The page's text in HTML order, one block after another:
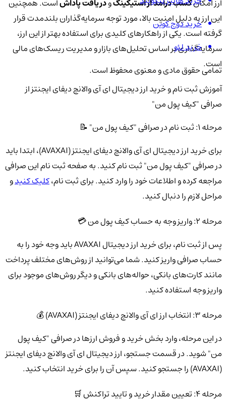
ارز امکانکسب درآمد از استیکینگودریافت پاداشاست. همچنین
این ارز به دلیل امنیت بالا، مورد توجه سرمایه‌گذاران بلندمدت قرار
گرفته است. یکی از راهکارهای کلیدی برای استفاده بهتر از این ارز،
سرمایه‌گذاری بر اساس تحلیل‌های بازار و مدیریت ریسک‌های مالی
است.
آموزش ثبت نام و خرید ارز دیجیتال ای آی والانچ دیفای ایجنتز از
صرافی "کیف پول من"
مرحله 1: ثبت نام در صرافی "کیف پول من" 📝
برای خرید ارز دیجیتال ای آی والانچ دیفای ایجنتز (AVAXAI)، ابتدا باید
در صرافی "کیف پول من" ثبت نام کنید. به صفحه ثبت نام این صرافی
مراجعه کرده و اطلاعات خود را وارد کنید. برای ثبت نام،کلیک کنیدو
مراحل لازم را دنبال کنید.
مرحله 2: واریز وجه به حساب کیف پول من 💳
پس از ثبت نام، برای خرید ارز دیجیتال AVAXAI باید وجه خود را به
حساب صرافی واریز کنید. شما می‌توانید از روش‌های مختلف پرداخت
مانند کارت‌های بانکی، حواله‌های بانکی و دیگر روش‌های موجود برای
واریز وجه استفاده کنید.
مرحله 3: انتخاب ارز ای آی والانچ دیفای ایجنتز (AVAXAI) 💰
در این مرحله، وارد بخش خرید و فروش ارزها در صرافی "کیف پول
من" شوید. در قسمت جستجو، ارز دیجیتال ای آی والانچ دیفای ایجنتز
مرحله 4: تعیین مقدار خرید و تایید تراکنش 🛒
خرید دوج کوین
خرید لئو
تمامی حقوق مادی و معنوی محفوظ است.